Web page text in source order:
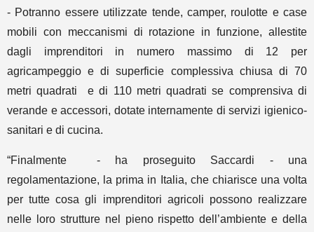
- Potranno essere utilizzate tende, camper, roulotte e case
mobili con meccanismi di rotazione in funzione, allestite
dagli imprenditori in numero massimo di 12 per
agricampeggio e di superficie complessiva chiusa di 70
metri quadrati e di 110 metri quadrati se comprensiva di
verande e accessori, dotate internamente di servizi igienico-
sanitari e di cucina.
“Finalmente - ha proseguito Saccardi - una
regolamentazione, la prima in Italia, che chiarisce una volta
per tutte cosa gli imprenditori agricoli possono realizzare
nelle loro strutture nel pieno rispetto dell’ambiente e della